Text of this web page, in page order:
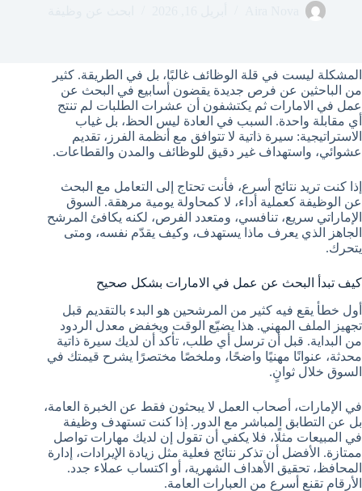
المشكلة ليست في قلة الوظائف غالبًا، بل في الطريقة. كثير
من الباحثين عن فرص جديدة يقضون أسابيع في البحث عن
عمل في الامارات ثم يكتشفون أن عشرات الطلبات لم تنتج
أي مقابلة واحدة. السبب في العادة ليس الحظ، بل غياب
الاستراتيجية: سيرة ذاتية لا تتوافق مع أنظمة الفرز، تقديم
عشوائي، واستهداف غير دقيق للوظائف والمدن والقطاعات.
إذا كنت تريد نتائج أسرع، فأنت تحتاج إلى التعامل مع البحث
عن الوظيفة كعملية أداء، لا كمحاولة يومية مرهقة. السوق
الإماراتي سريع، تنافسي، ومتعدد الفرص، لكنه يكافئ المرشح
الجاهز الذي يعرف ماذا يستهدف، وكيف يقدّم نفسه، ومتى
يتحرك.
كيف تبدأ البحث عن عمل في الامارات بشكل صحيح
أول خطأ يقع فيه كثير من المرشحين هو البدء بالتقديم قبل
تجهيز الملف المهني. هذا يضيّع الوقت ويخفض معدل الردود
من البداية. قبل أن ترسل أي طلب، تأكد أن لديك سيرة ذاتية
محدثة، عنوانًا مهنيًا واضحًا، وملخصًا مختصرًا يشرح قيمتك في
السوق خلال ثوانٍ.
في الإمارات، أصحاب العمل لا يبحثون فقط عن الخبرة العامة،
بل عن التطابق المباشر مع الدور. إذا كنت تستهدف وظيفة
في المبيعات مثلًا، فلا يكفي أن تقول إن لديك مهارات تواصل
ممتازة. الأفضل أن تذكر نتائج فعلية مثل زيادة الإيرادات، إدارة
المحافظ، تحقيق الأهداف الشهرية، أو اكتساب عملاء جدد.
الأرقام تقنع أسرع من العبارات العامة.